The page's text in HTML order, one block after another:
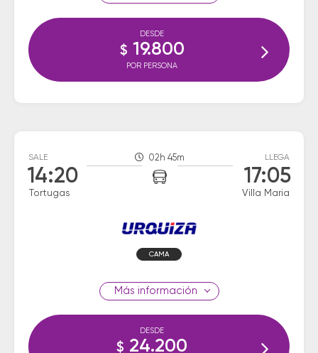
DESDE
$ 19.800
POR PERSONA
SALE
14:20
Tortugas
02h 45m LLEGA
17:05
Villa Maria
CAMA
información
DESDE
$ 24.200